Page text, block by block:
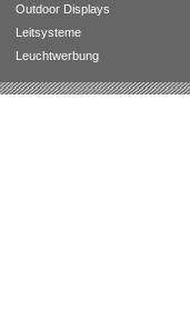
Outdoor Displays
Leitsysteme
Leuchtwerbung